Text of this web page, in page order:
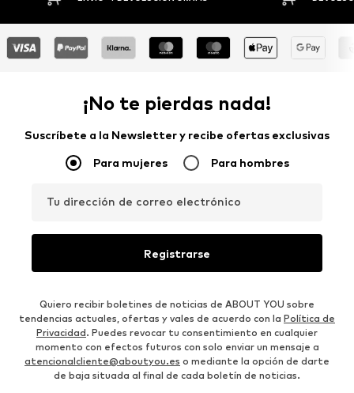
¡No te pierdas nada!
Suscríbete a la Newsletter y recibe ofertas exclusivas
Para mujeres Para hombres
Tu dirección de correo electrónico
Registrarse
Quiero recibir boletines de noticias de ABOUT YOU sobre
tendencias actuales, ofertas y vales de acuerdo con la Política de
Privacidad. Puedes revocar tu consentimiento en cualquier
momento con efectos futuros con solo enviar un mensaje a
atencionalcliente@aboutyou.es o mediante la opción de darte
de baja situada al final de cada boletín de noticias.